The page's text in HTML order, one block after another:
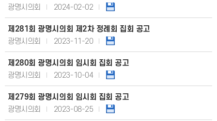
광명시의회
2024-02-02
제281회 광명시의회 제2차 정례회 집회 공고
광명시의회
2023-11-20
제280회 광명시의회 임시회 집회 공고
광명시의회
2023-10-04
제279회 광명시의회 임시회 집회 공고
광명시의회
2023-08-25